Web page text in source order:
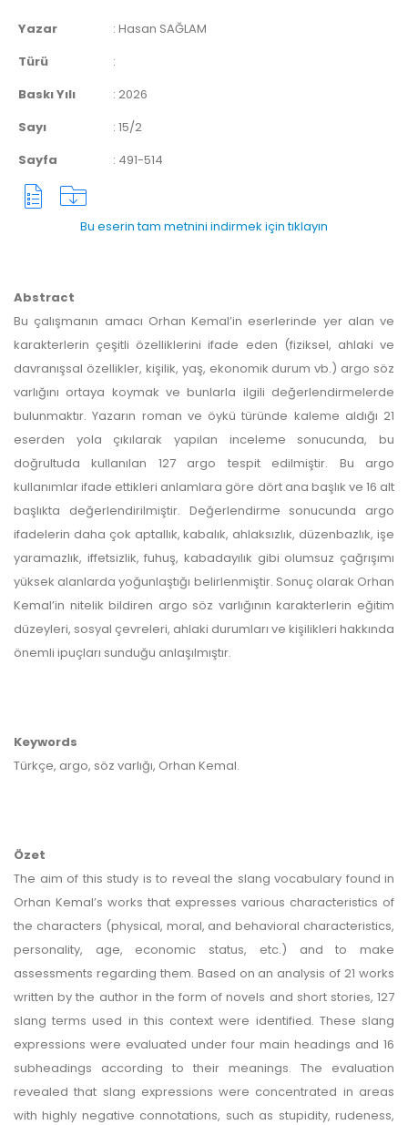
Yazar : Hasan SAĞLAM
Türü
:
Baskı Yılı
: 2026
Sayı
: 15/2
Sayfa
: 491-514
Bu eserin tam metnini indirmek için tıklayın
Abstract
Bu çalışmanın amacı Orhan Kemal’in eserlerinde yer alan ve
karakterlerin çeşitli özelliklerini ifade eden (fiziksel, ahlaki ve
davranışsal özellikler, kişilik, yaş, ekonomik durum vb.) argo söz
varlığını ortaya koymak ve bunlarla ilgili değerlendirmelerde
bulunmaktır. Yazarın roman ve öykü türünde kaleme aldığı 21
eserden yola çıkılarak yapılan inceleme sonucunda, bu
doğrultuda kullanılan 127 argo tespit edilmiştir. Bu argo
kullanımlar ifade ettikleri anlamlara göre dört ana başlık ve 16 alt
başlıkta değerlendirilmiştir. Değerlendirme sonucunda argo
ifadelerin daha çok aptallık, kabalık, ahlaksızlık, düzenbazlık, işe
yaramazlık, iffetsizlik, fuhuş, kabadayılık gibi olumsuz çağrışımı
yüksek alanlarda yoğunlaştığı belirlenmiştir. Sonuç olarak Orhan
Kemal’in nitelik bildiren argo söz varlığının karakterlerin eğitim
düzeyleri, sosyal çevreleri, ahlaki durumları ve kişilikleri hakkında
önemli ipuçları sunduğu anlaşılmıştır.
Keywords
Türkçe, argo, söz varlığı, Orhan Kemal.
Özet
The aim of this study is to reveal the slang vocabulary found in
Orhan Kemal’s works that expresses various characteristics of
the characters (physical, moral, and behavioral characteristics,
personality, age, economic status, etc.) and to make
assessments regarding them. Based on an analysis of 21 works
written by the author in the form of novels and short stories, 127
slang terms used in this context were identified. These slang
expressions were evaluated under four main headings and 16
subheadings according to their meanings. The evaluation
revealed that slang expressions were concentrated in areas
with highly negative connotations, such as stupidity, rudeness,